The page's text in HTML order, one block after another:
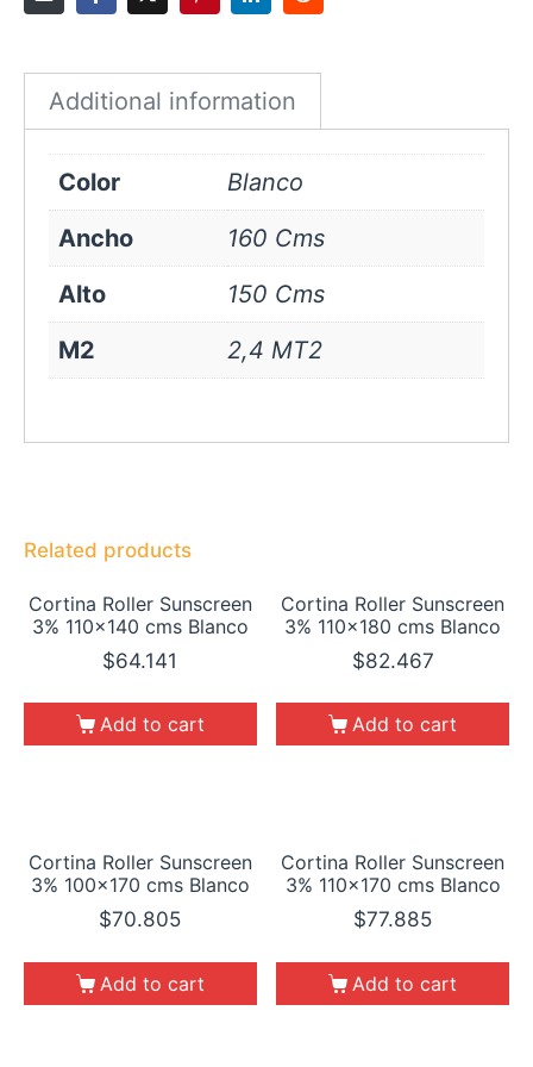
Additional information
Color
Blanco
Ancho
160 Cms
Alto
150 Cms
M2
2,4 MT2
Related products
Cortina Roller Sunscreen
3% 110×140 cms Blanco
$64.141
Add to cart
Cortina Roller Sunscreen
3% 110×180 cms Blanco
$82.467
Add to cart
Cortina Roller Sunscreen
3% 100×170 cms Blanco
$70.805
Add to cart
Cortina Roller Sunscreen
3% 110×170 cms Blanco
$77.885
Add to cart